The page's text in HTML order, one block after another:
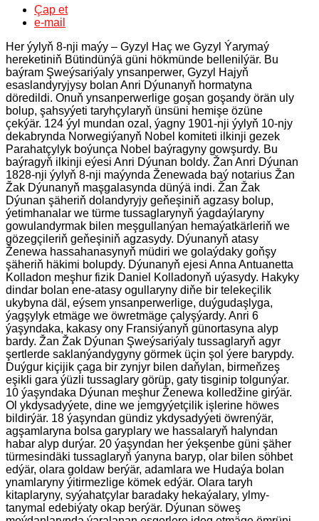
Çap et
e-mail
Her ýylyň 8-nji maýy – Gyzyl Haç we Gyzyl Ýarymaý
hereketiniň Bütindünýä güni hökmünde bellenilýär. Bu
baýram Şweýsariýaly ynsanperwer, Gyzyl Hajyň
esaslandyryjysy bolan Anri Dýunanyň hormatyna
döredildi. Onuň ynsanperwerlige goşan goşandy örän uly
bolup, şahsyýeti taryhçylaryň ünsüni hemişe özüne
çekýär. 124 ýyl mundan ozal, ýagny 1901-nji ýylyň 10-njy
dekabrynda Norwegiýanyň Nobel komiteti ilkinji gezek
Parahatçylyk boýunça Nobel baýragyny gowşurdy. Bu
baýragyň ilkinji eýesi Anri Dýunan boldy. Žan Anri Dýunan
1828-nji ýylyň 8-nji maýynda Ženewada baý notarius Žan
Žak Dýunanyň maşgalasynda dünýä indi. Žan Žak
Dýunan şäheriň dolandyryjy geňeşiniň agzasy bolup,
ýetimhanalar we türme tussaglarynyň ýagdaýlaryny
gowulandyrmak bilen meşgullanýan hemaýatkärleriň we
gözegçileriň geňeşiniň agzasydy. Dýunanyň atasy
Ženewa hassahanasynyň müdiri we golaýdaky goňşy
şäheriň häkimi bolupdy. Dýunanyň ejesi Anna Antuanetta
Kolladon meşhur fizik Daniel Kolladonyň uýasydy. Hakyky
dindar bolan ene-atasy ogullaryny diňe bir telekeçilik
ukybyna däl, eýsem ynsanperwerlige, duýgudaşlyga,
ýagşylyk etmäge we öwretmäge çalyşýardy. Anri 6
ýaşyndaka, kakasy ony Fransiýanyň günortasyna alyp
bardy. Žan Žak Dýunan Şweýsariýaly tussaglaryň agyr
şertlerde saklanýandygyny görmek üçin şol ýere barypdy.
Duýgur kiçijik çaga bir zynjyr bilen daňylan, birmeňzeş
eşikli gara ýüzli tussaglary görüp, gaty tisginip tolgunýar.
10 ýaşyndaka Dýunan meşhur Ženewa kolledžine girýär.
Ol ykdysadyýete, dine we jemgyýetçilik işlerine höwes
bildirýär. 18 ýaşyndan gündiz ykdysadyýeti öwrenýär,
agşamlaryna bolsa garyplary we hassalaryň halyndan
habar alyp durýar. 20 ýaşyndan her ýekşenbe güni şäher
türmesindäki tussaglaryň ýanyna baryp, olar bilen söhbet
edýär, olara goldaw berýär, adamlara we Hudaýa bolan
ynamlaryny ýitirmezlige kömek edýär. Olara taryh
kitaplaryny, syýahatçylar baradaky hekaýalary, ylmy-
tanymal edebiýaty okap berýär. Dýunan söweş